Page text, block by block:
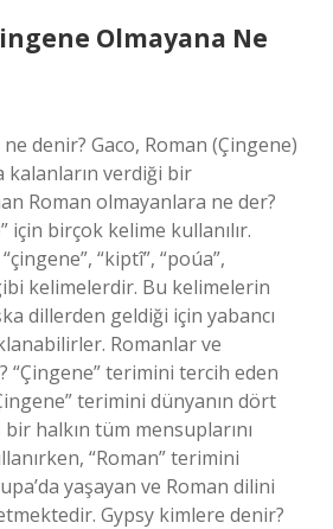
Olmayana Ne
denir? Gaco, Roman (Çingene)
kalanların verdiği bir
Roman olmayanlara ne der?
için birçok kelime kullanılır.
“kiptî”, “poúa”,
kelimelerdir. Bu kelimelerin
dillerden geldiği için yabancı
Romanlar ve
“Çingene” terimini tercih eden
terimini dünyanın dört
bir halkın tüm mensuplarını
“Roman” terimini
yaşayan ve Roman dilini
Gypsy kimlere denir?